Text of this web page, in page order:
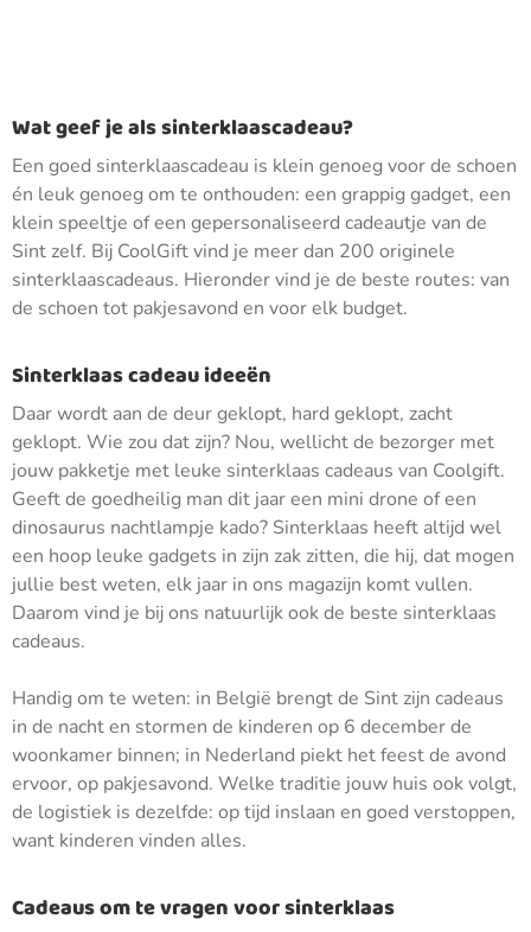
Wat geef je als sinterklaascadeau?
Een goed sinterklaascadeau is klein genoeg voor de schoen
én leuk genoeg om te onthouden: een grappig gadget, een
klein speeltje of een gepersonaliseerd cadeautje van de
Sint zelf. Bij CoolGift vind je meer dan 200 originele
sinterklaascadeaus. Hieronder vind je de beste routes: van
de schoen tot pakjesavond en voor elk budget.
Sinterklaas cadeau ideeën
Daar wordt aan de deur geklopt, hard geklopt, zacht
geklopt. Wie zou dat zijn? Nou, wellicht de bezorger met
jouw pakketje met leuke sinterklaas cadeaus van Coolgift.
Geeft de goedheilig man dit jaar een mini drone of een
dinosaurus nachtlampje kado? Sinterklaas heeft altijd wel
een hoop leuke gadgets in zijn zak zitten, die hij, dat mogen
jullie best weten, elk jaar in ons magazijn komt vullen.
Daarom vind je bij ons natuurlijk ook de beste sinterklaas
cadeaus.
Handig om te weten: in België brengt de Sint zijn cadeaus
in de nacht en stormen de kinderen op 6 december de
woonkamer binnen; in Nederland piekt het feest de avond
ervoor, op pakjesavond. Welke traditie jouw huis ook volgt,
de logistiek is dezelfde: op tijd inslaan en goed verstoppen,
want kinderen vinden alles.
Cadeaus om te vragen voor sinterklaas